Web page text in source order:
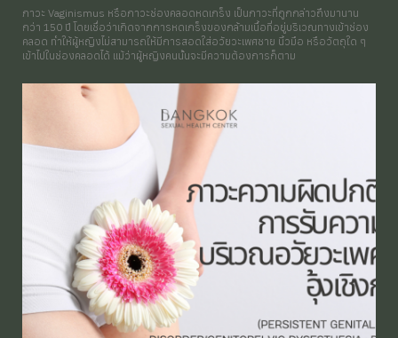
ภาวะ Vaginismus หรือภาวะช่องคลอดหดเกร็ง เป็นภาวะที่ถูกกล่าวถึงมานาน
กว่า 150 ปี โดยเชื่อว่าเกิดจากการหดเกร็งของกล้ามเนื้อที่อยู่บริเวณทางเข้าช่อง
คลอด ทำให้ผู้หญิงไม่สามารถให้มีการสอดใส่อวัยวะเพศชาย นิ้วมือ หรือวัตถุใด ๆ
เข้าไปในช่องคลอดได้ แม้ว่าผู้หญิงคนนั้นจะมีความต้องการก็ตาม